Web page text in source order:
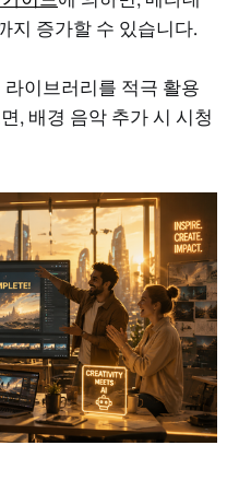
지 증가할 수 있습니다.
이브러리를 적극 활용
, 배경 음악 추가 시 시청